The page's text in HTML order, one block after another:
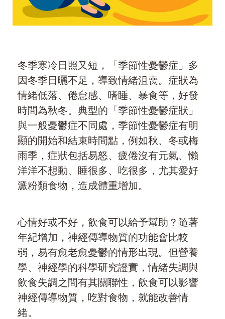
冬季寒冷日照又短，「季節性憂鬱症」多
因冬季日曬不足，導致情緒沮喪。症狀為
情緒低落、倦怠感、嗜睡、暴食等，好發
時間為秋冬。典型的「季節性憂鬱症狀」
與一般憂鬱症不同處，季節性憂鬱症有明
顯的開始和結束時間點，例如秋、冬或梅
雨季，症狀包括易怒、疲倦沒有元氣、懶
洋洋不想動、睡很多、吃很多，尤其愛好
澱粉類食物，造成體重增加。
心情好或不好，飲食可以給予幫助？隨著
年紀增加，神經傳導物質的功能會比較
弱，易有愈老愈憂鬱的情形出現。但營養
學、神經學的科學研究證實，情緒失調與
飲食失調之間有其關聯性，飲食可以影響
神經傳導物質，吃對食物，就能改善情
緒。